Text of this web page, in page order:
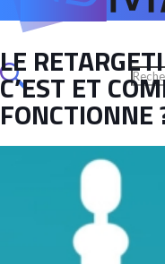
LE
C’EST ET
FONCTIONNE